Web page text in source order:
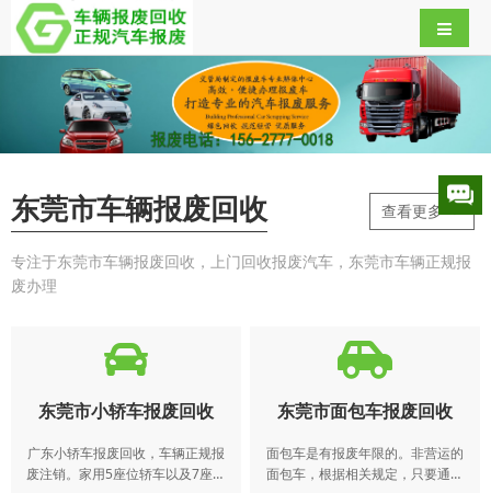
东莞市车辆报废回收
专注于东莞市车辆报废回收，上门回收报废汽车，东莞市车辆正规报
废办理
查看更多-->
东莞市小轿车报废回收
广东小轿车报废回收，车辆正规报
废注销。家用5座位轿车以及7座位
东莞市面包车报废回收
面包车是有报废年限的。非营运的
面包车，根据相关规定，只要通过